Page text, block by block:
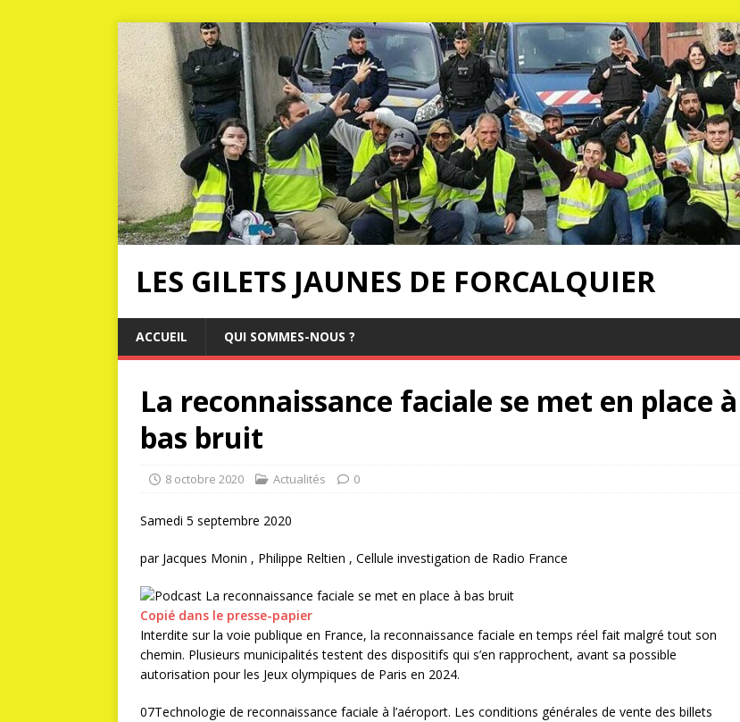
LES GILETS JAUNES DE FORCALQUIER
ACCUEIL QUI SOMMES-NOUS ?
La reconnaissance faciale se met en place à
bas bruit
8 octobre 2020 Actualités 0
Samedi 5 septembre 2020
par Jacques Monin , Philippe Reltien , Cellule investigation de Radio France
Copié dans le presse-papier
Interdite sur la voie publique en France, la reconnaissance faciale en temps réel fait malgré tout son
chemin. Plusieurs municipalités testent des dispositifs qui s’en rapprochent, avant sa possible
autorisation pour les Jeux olympiques de Paris en 2024.
07Technologie de reconnaissance faciale à l’aéroport. Les conditions générales de vente des billets